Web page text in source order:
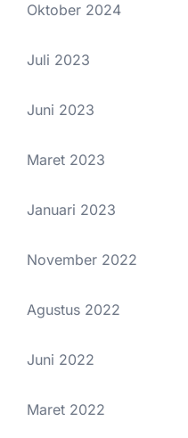
Oktober 2024
Juli 2023
Juni 2023
Maret 2023
Januari 2023
November 2022
Agustus 2022
Juni 2022
Maret 2022